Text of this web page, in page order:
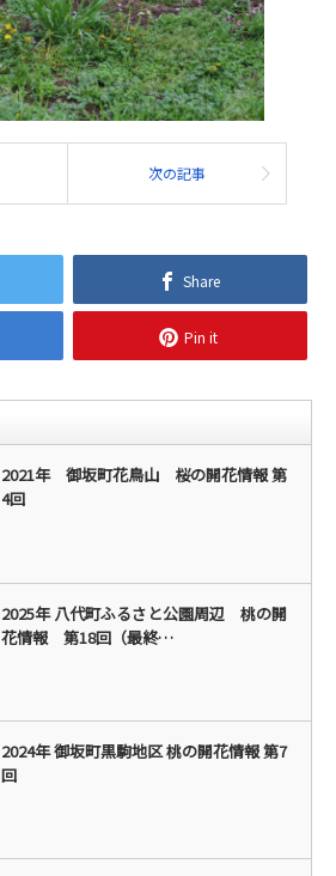
次の記事
Share
Pin it
2021年 御坂町花鳥山 桜の開花情報 第
4回
2025年 八代町ふるさと公園周辺 桃の開
花情報 第18回（最終…
2024年 御坂町黒駒地区 桃の開花情報 第7
回